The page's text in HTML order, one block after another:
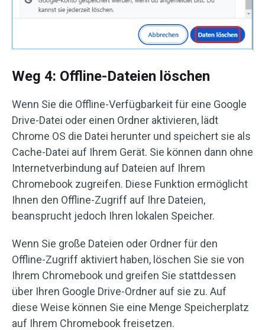
Weg 4: Offline-Dateien löschen
Wenn Sie die Offline-Verfügbarkeit für eine Google
Drive-Datei oder einen Ordner aktivieren, lädt
Chrome OS die Datei herunter und speichert sie als
Cache-Datei auf Ihrem Gerät. Sie können dann ohne
Internetverbindung auf Dateien auf Ihrem
Chromebook zugreifen. Diese Funktion ermöglicht
Ihnen den Offline-Zugriff auf Ihre Dateien,
beansprucht jedoch Ihren lokalen Speicher.
Wenn Sie große Dateien oder Ordner für den
Offline-Zugriff aktiviert haben, löschen Sie sie von
Ihrem Chromebook und greifen Sie stattdessen
über Ihren Google Drive-Ordner auf sie zu. Auf
diese Weise können Sie eine Menge Speicherplatz
auf Ihrem Chromebook freisetzen.